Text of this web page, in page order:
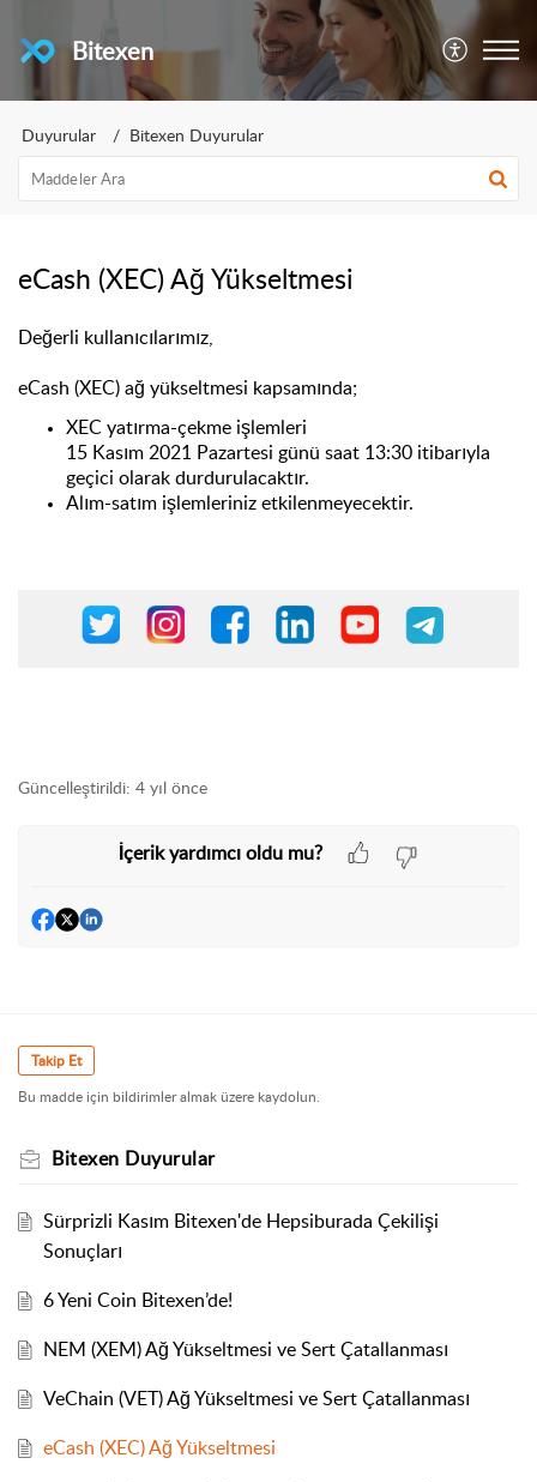
Bitexen
Duyurular Bitexen Duyurular
eCash (XEC) Ağ Yükseltmesi
Değerli kullanıcılarımız,
eCash (XEC)ağ yükseltmesi kapsamında;
XEC yatırma-çekme işlemleri
15 Kasım2021 Pazartesi günü saat 13:30 itibarıyla
geçici olarak durdurulacaktır.
Alım-satım işlemleriniz etkilenmeyecektir.
Güncelleştirildi: 4 yıl önce
İçerik yardımcı oldu mu?
Takip Et
Bu madde için bildirimler almak üzere kaydolun.
Bitexen Duyurular
Sürprizli Kasım Bitexen'de Hepsiburada Çekilişi
Sonuçları
6 Yeni Coin Bitexen’de!
NEM (XEM) Ağ Yükseltmesi ve Sert Çatallanması
VeChain (VET) Ağ Yükseltmesi ve Sert Çatallanması
eCash (XEC) Ağ Yükseltmesi